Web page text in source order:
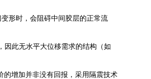
形时，会阻碍中间胶层的正常流
因此无水平大位移需求的结构（如
增加并非没有回报，采用隔震技术